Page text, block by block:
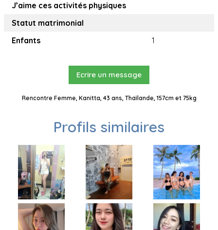
J’aime ces activités physiques
Statut matrimonial
Enfants
1
Ecrire un message
Rencontre Femme, Kanitta, 43 ans, Thaïlande, 157cm et 75kg
Profils similaires